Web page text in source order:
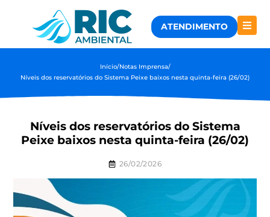
ATENDIMENTO
Início/Notas Imprensa/
Níveis dos reservatórios do Sistema Peixe baixos nesta quinta-feira (26/02)
Níveis dos reservatórios do Sistema
Peixe baixos nesta quinta-feira (26/02)
26/02/2026